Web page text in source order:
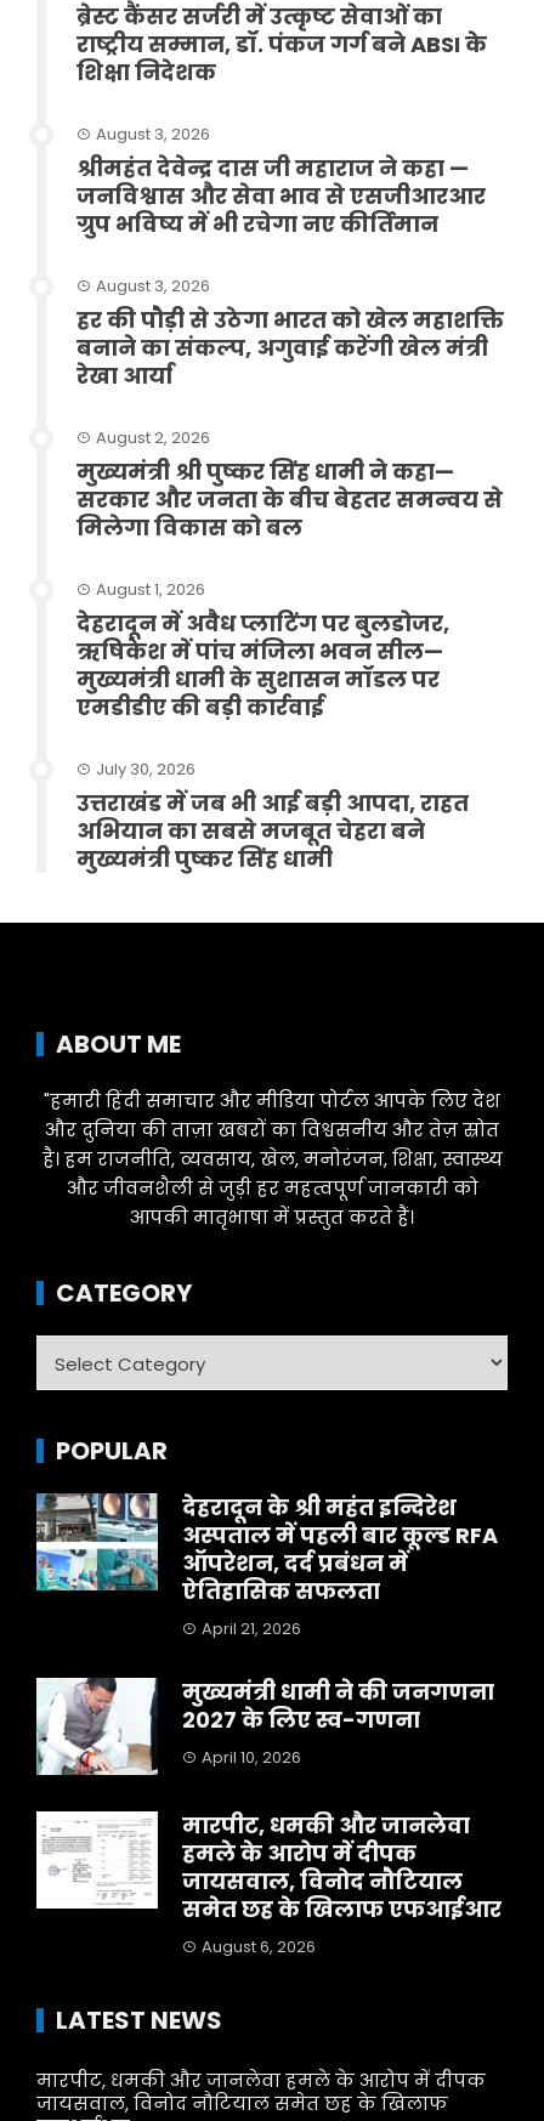
ब्रेस्ट कैंसर सर्जरी में उत्कृष्ट सेवाओं का
राष्ट्रीय सम्मान, डॉ. पंकज गर्ग बने ABSI के
शिक्षा निदेशक
August 3, 2026
श्रीमहंत देवेन्द्र दास जी महाराज ने कहा —
जनविश्वास और सेवा भाव से एसजीआरआर
ग्रुप भविष्य में भी रचेगा नए कीर्तिमान
August 3, 2026
हर की पौड़ी से उठेगा भारत को खेल महाशक्ति
बनाने का संकल्प, अगुवाई करेंगी खेल मंत्री
रेखा आर्या
August 2, 2026
मुख्यमंत्री श्री पुष्कर सिंह धामी ने कहा—
सरकार और जनता के बीच बेहतर समन्वय से
मिलेगा विकास को बल
August 1, 2026
देहरादून में अवैध प्लाटिंग पर बुलडोजर,
ऋषिकेश में पांच मंजिला भवन सील—
मुख्यमंत्री धामी के सुशासन मॉडल पर
एमडीडीए की बड़ी कार्रवाई
July 30, 2026
उत्तराखंड में जब भी आई बड़ी आपदा, राहत
अभियान का सबसे मजबूत चेहरा बने
मुख्यमंत्री पुष्कर सिंह धामी
ABOUT ME
"हमारी हिंदी समाचार और मीडिया पोर्टल आपके लिए देश
और दुनिया की ताज़ा खबरों का विश्वसनीय और तेज़ स्रोत
है। हम राजनीति, व्यवसाय, खेल, मनोरंजन, शिक्षा, स्वास्थ्य
और जीवनशैली से जुड़ी हर महत्वपूर्ण जानकारी को
आपकी मातृभाषा में प्रस्तुत करते हैं।
CATEGORY
POPULAR
देहरादून के श्री महंत इन्दिरेश
अस्पताल में पहली बार कूल्ड RFA
ऑपरेशन, दर्द प्रबंधन में
ऐतिहासिक सफलता
April 21, 2026
मुख्यमंत्री धामी ने की जनगणना
2027 के लिए स्व-गणना
April 10, 2026
मारपीट, धमकी और जानलेवा
हमले के आरोप में दीपक
जायसवाल, विनोद नौटियाल
समेत छह के खिलाफ एफआईआर
August 6, 2026
LATEST NEWS
मारपीट, धमकी और जानलेवा हमले के आरोप में दीपक
जायसवाल, विनोद नौटियाल समेत छह के खिलाफ